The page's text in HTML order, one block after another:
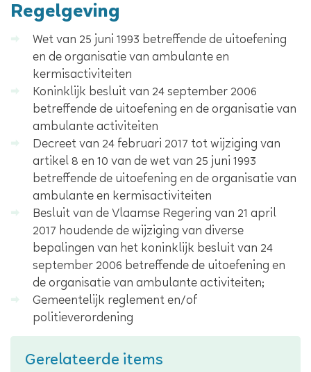
Regelgeving
Wet van 25 juni 1993 betreffende de uitoefening
en de organisatie van ambulante en
kermisactiviteiten
Koninklijk besluit van 24 september 2006
betreffende de uitoefening en de organisatie van
ambulante activiteiten
Decreet van 24 februari 2017 tot wijziging van
artikel 8 en 10 van de wet van 25 juni 1993
betreffende de uitoefening en de organisatie van
ambulante en kermisactiviteiten
Besluit van de Vlaamse Regering van 21 april
2017 houdende de wijziging van diverse
bepalingen van het koninklijk besluit van 24
september 2006 betreffende de uitoefening en
de organisatie van ambulante activiteiten;
Gemeentelijk reglement en/of
politieverordening
Gerelateerde items